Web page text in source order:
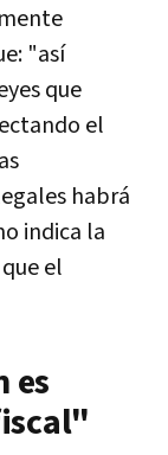
"así
que
el
habrá
indica la
el
es